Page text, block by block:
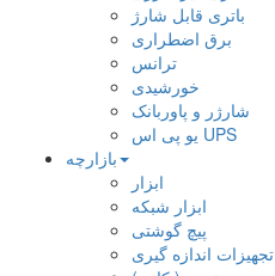
باتری قابل شارژ
برق اضطراری
ترانس
خورشیدی
شارژر و پاوربانک
یو پی اس UPS
بازارچه
ابزار
ابزار شبکه
پیچ گوشتی
تجهیزات اندازه گیری